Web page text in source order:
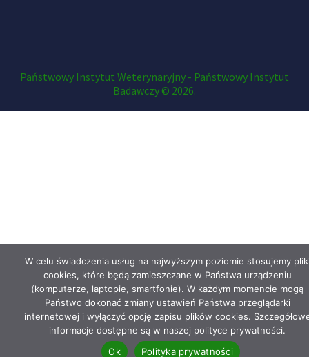
Państwowy Instytut Weterynaryjny - Państwowy Instytut
Badawczy © 2026.
W celu świadczenia usług na najwyższym poziomie stosujemy
cookies, które będą zamieszczane w Państwa urządzeniu
(komputerze, laptopie, smartfonie). W każdym momencie mogą
Państwo dokonać zmiany ustawień Państwa przeglądarki
internetowej i wyłączyć opcję zapisu plików cookies.
informacje dostępne są w naszej polityce prywatności.
Ok
Polityka prywatności